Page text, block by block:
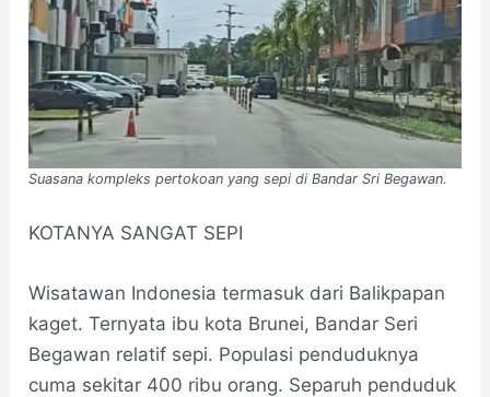
Suasana kompleks pertokoan yang sepi di Bandar Sri Begawan.
KOTANYA SANGAT SEPI
Wisatawan Indonesia termasuk dari Balikpapan
kaget. Ternyata ibu kota Brunei, Bandar Seri
Begawan relatif sepi. Populasi penduduknya
cuma sekitar 400 ribu orang. Separuh penduduk